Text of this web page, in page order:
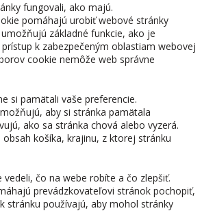
fungovali, ako majú.
pomáhajú urobiť webové stránky
základné funkcie, ako je
k zabezpečeným oblastiam webovej
cookie nemôže web správne
si pamätali vaše preferencie.
aby si stránka pamätala
ako sa stránka chová alebo vyzerá.
obsah košíka, krajinu, z ktorej stránku
vedeli, čo na webe robíte a čo zlepšiť.
prevádzkovateľovi stránok pochopiť,
stránku používajú, aby mohol stránky